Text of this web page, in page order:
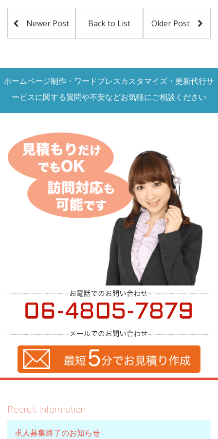
Newer Post Back to List Older Post
ホームページ制作・ワードプレスカスタマイズ・更新代行サ
ービスに関する質問や不安などお気軽にご相談ください
Recruit Information
求人募集終了のお知らせ